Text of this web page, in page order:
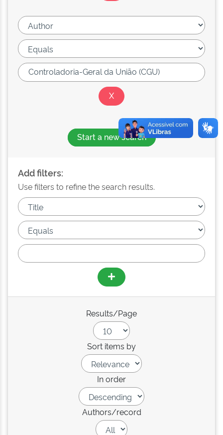
Start a new search
Add filters:
Use filters to refine the search results.
Results/Page
Sort items by
In order
Authors/record